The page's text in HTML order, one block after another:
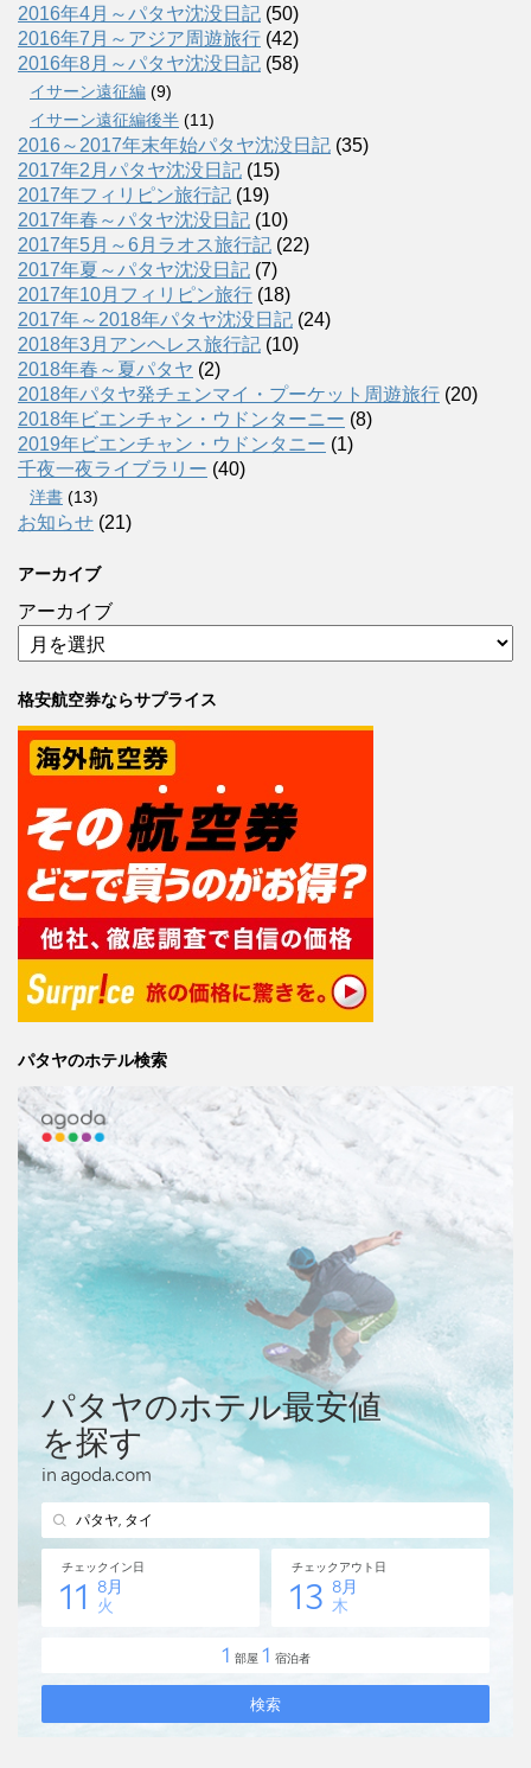
2016年4月～パタヤ沈没日記 (50)
2016年7月～アジア周遊旅行 (42)
2016年8月～パタヤ沈没日記 (58)
イサーン遠征編 (9)
イサーン遠征編後半 (11)
2016～2017年末年始パタヤ沈没日記 (35)
2017年2月パタヤ沈没日記 (15)
2017年フィリピン旅行記 (19)
2017年春～パタヤ沈没日記 (10)
2017年5月～6月ラオス旅行記 (22)
2017年夏～パタヤ沈没日記 (7)
2017年10月フィリピン旅行 (18)
2017年～2018年パタヤ沈没日記 (24)
2018年3月アンヘレス旅行記 (10)
2018年春～夏パタヤ (2)
2018年パタヤ発チェンマイ・プーケット周遊旅行 (20)
2018年ビエンチャン・ウドンターニー (8)
2019年ビエンチャン・ウドンタニー (1)
千夜一夜ライブラリー (40)
洋書 (13)
お知らせ (21)
アーカイブ
アーカイブ
格安航空券ならサプライス
パタヤのホテル検索